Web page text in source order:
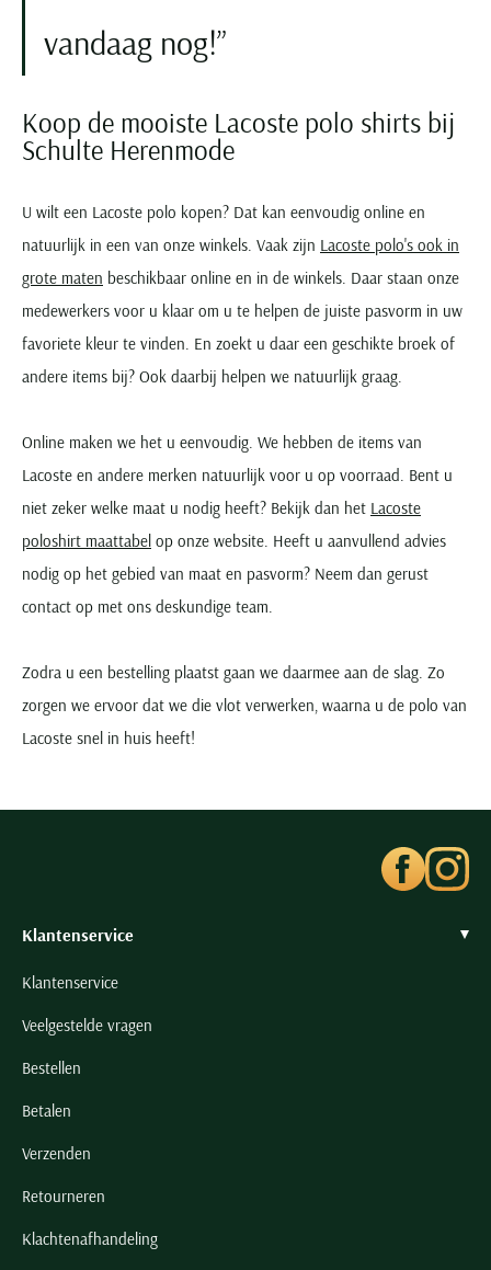
vandaag nog!
Koop de mooiste Lacoste polo shirts bij
Schulte Herenmode
U wilt een Lacoste polo kopen? Dat kan eenvoudig online en
natuurlijk in een van onze winkels. Vaak zijn Lacoste polo's ook in
grote maten beschikbaar online en in de winkels. Daar staan onze
medewerkers voor u klaar om u te helpen de juiste pasvorm in uw
favoriete kleur te vinden. En zoekt u daar een geschikte broek of
andere items bij? Ook daarbij helpen we natuurlijk graag.
Online maken we het u eenvoudig. We hebben de items van
Lacoste en andere merken natuurlijk voor u op voorraad. Bent u
niet zeker welke maat u nodig heeft? Bekijk dan het Lacoste
poloshirt maattabel op onze website. Heeft u aanvullend advies
nodig op het gebied van maat en pasvorm? Neem dan gerust
contact op met ons deskundige team.
Zodra u een bestelling plaatst gaan we daarmee aan de slag. Zo
zorgen we ervoor dat we die vlot verwerken, waarna u de polo van
Lacoste snel in huis heeft!
Klantenservice
Klantenservice
Veelgestelde vragen
Bestellen
Betalen
Verzenden
Retourneren
Klachtenafhandeling